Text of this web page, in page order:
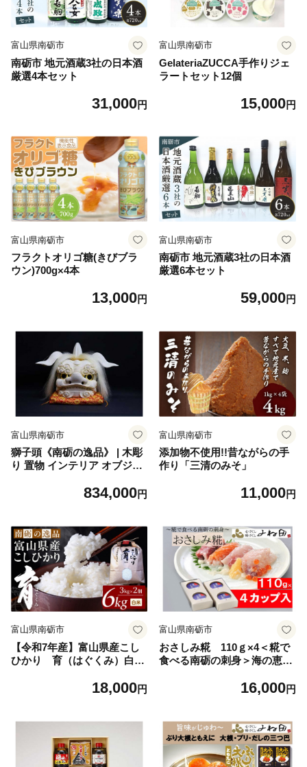
富山県南砺市
南砺市 地元酒蔵3社の日本酒
厳選4本セット
31,000円
富山県南砺市
GelateriaZUCCA手作りジェ
ラートセット12個
15,000円
富山県南砺市
フラクトオリゴ糖(きびブラ
ウン)700g×4本
13,000円
富山県南砺市
南砺市 地元酒蔵3社の日本酒
厳選6本セット
59,000円
富山県南砺市
獅子頭《南砺の逸品》 | 木彫
り 置物 インテリア オブジェ
技 彫刻アート 家庭用 デコレ
アートギフト 手作り 文化財
生活雑貨 木製アート
834,000円
富山県南砺市
添加物不使用!!昔ながらの手
作り「三清のみそ」
11,000円
富山県南砺市
【令和7年産】富山県産こし
ひかり 育（はぐくみ）白米
18,000円
富山県南砺市
おさしみ糀 110ｇ×4＜糀で
食べる南砺の刺身＞海の恵み
16,000円